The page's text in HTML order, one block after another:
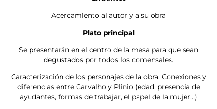
Acercamiento al autor y a su obra
Plato principal
Se presentarán en el centro de la mesa para que sean
degustados por todos los comensales.
Caracterización de los personajes de la obra. Conexiones y
diferencias entre Carvalho y Plinio (edad, presencia de
ayudantes, formas de trabajar, el papel de la mujer…)